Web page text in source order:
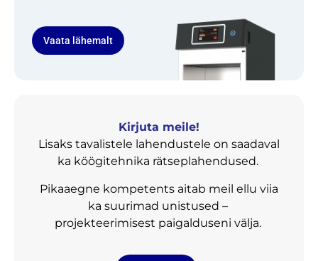
Vaata lähemalt
Kirjuta meile!
Lisaks tavalistele lahendustele on saadaval
ka köögitehnika rätseplahendused.
Pikaaegne kompetents aitab meil ellu viia
ka suurimad unistused –
projekteerimisest paigalduseni välja.